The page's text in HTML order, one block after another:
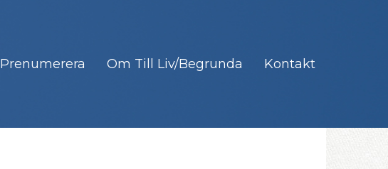
Prenumerera Om Till Liv/Begrunda Kontakt